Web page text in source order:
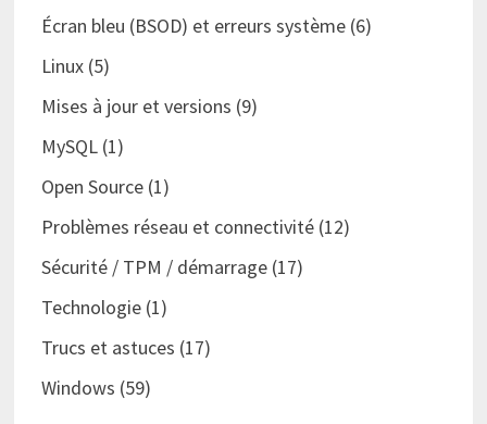
Écran bleu (BSOD) et erreurs système(6)
Linux(5)
Mises à jour et versions (9)
MySQL(1)
Open Source(1)
Problèmes réseau et connectivité(12)
Sécurité / TPM / démarrage(17)
Technologie(1)
Trucs et astuces (17)
Windows (59)